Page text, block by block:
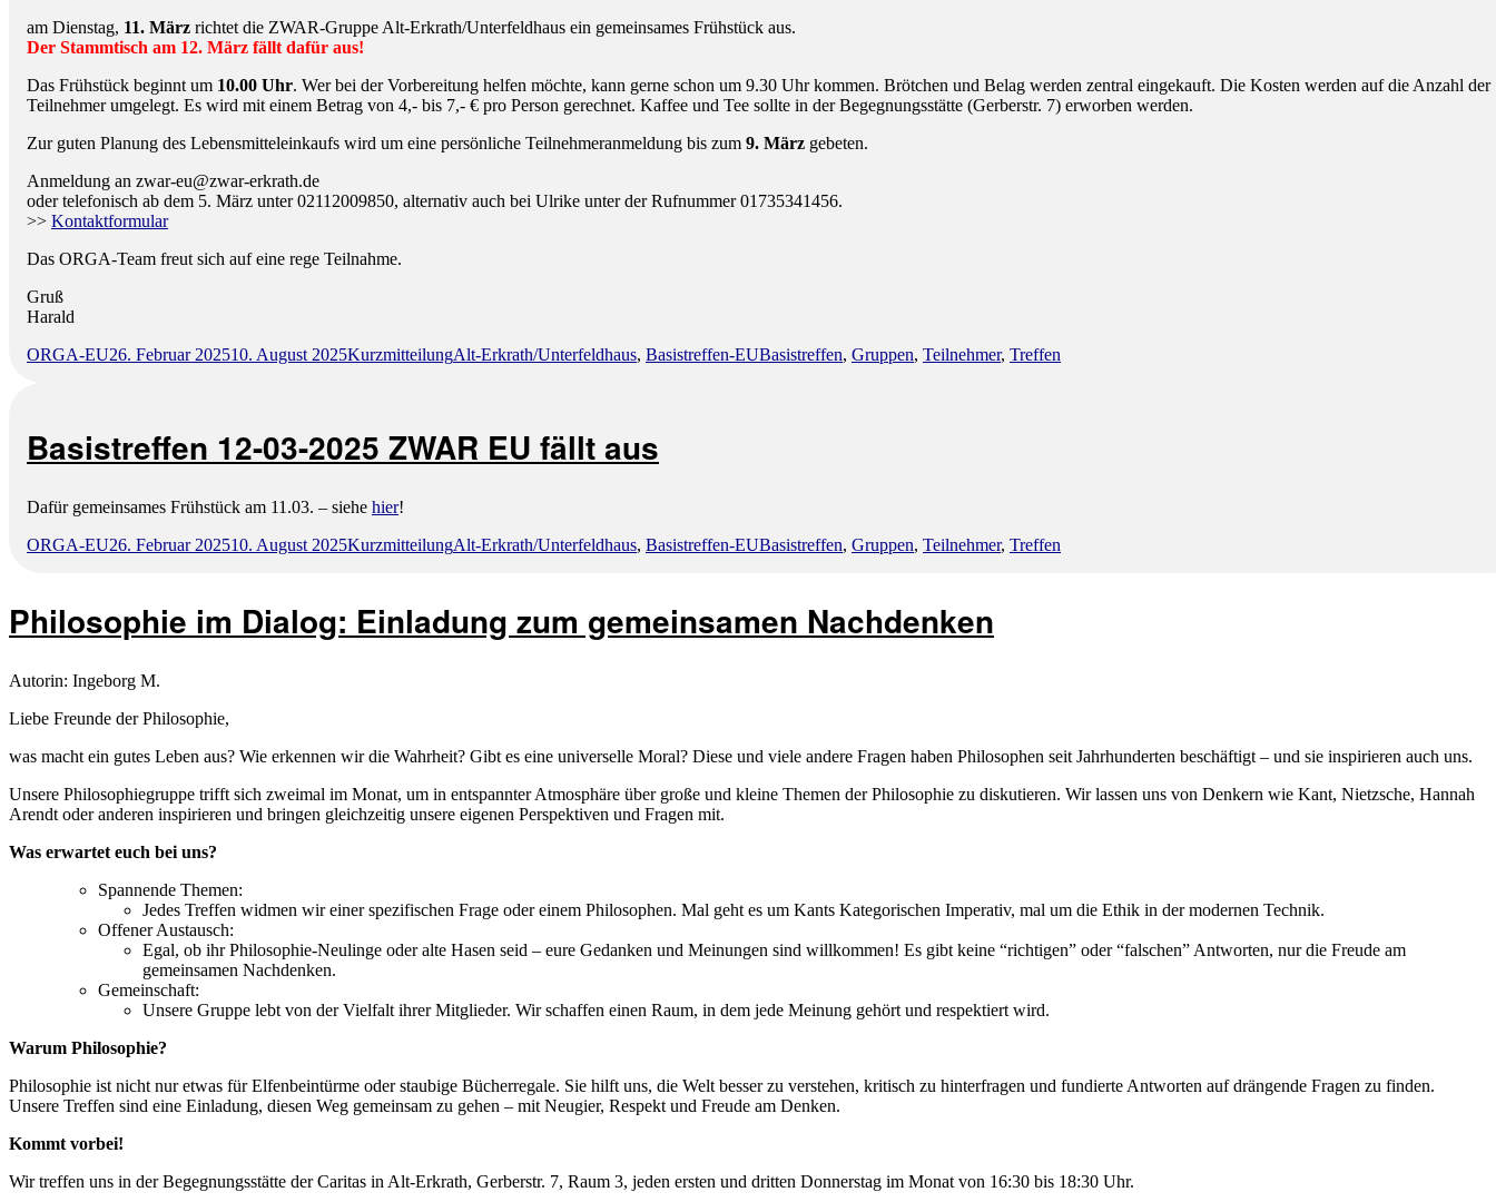
am Dienstag, 11. März richtet die ZWAR-Gruppe Alt-Erkrath/Unterfeldhaus ein gemeinsames Frühstück aus.
Der Stammtisch am 12. März fällt dafür aus!
Das Frühstück beginnt um 10.00 Uhr. Wer bei der Vorbereitung helfen möchte, kann gerne schon um 9.30 Uhr kommen. Brötchen und Belag werden zentral eingekauft. Die Kosten werden auf die Anzahl der
Teilnehmer umgelegt. Es wird mit einem Betrag von 4,- bis 7,- € pro Person gerechnet. Kaffee und Tee sollte in der Begegnungsstätte (Gerberstr. 7) erworben werden.
Zur guten Planung des Lebensmitteleinkaufs wird um eine persönliche Teilnehmeranmeldung bis zum 9. März gebeten.
Anmeldung an zwar-eu@zwar-erkrath.de
oder telefonisch ab dem 5. März unter 02112009850, alternativ auch bei Ulrike unter der Rufnummer 01735341456.
>> Kontaktformular
Das ORGA-Team freut sich auf eine rege Teilnahme.
Gruß
Harald
Autor
ORGA-EUVeröffentlicht
26. Februar 202510. August 2025Format
KurzmitteilungKategorien
Alt-Erkrath/Unterfeldhaus, Basistreffen-EUSchlagwörter
Basistreffen, Gruppen, Teilnehmer, Treffen
Basistreffen 12-03-2025 ZWAR EU fällt aus
Dafür gemeinsames Frühstück am 11.03. – siehe hier!
Autor
ORGA-EUVeröffentlicht
26. Februar 202510. August 2025Format
KurzmitteilungKategorien
Alt-Erkrath/Unterfeldhaus, Basistreffen-EUSchlagwörter
Basistreffen, Gruppen, Teilnehmer, Treffen
Philosophie im Dialog: Einladung zum gemeinsamen Nachdenken
Autorin: Ingeborg M.
Liebe Freunde der Philosophie,
was macht ein gutes Leben aus? Wie erkennen wir die Wahrheit? Gibt es eine universelle Moral? Diese und viele andere Fragen haben Philosophen seit Jahrhunderten beschäftigt – und sie inspirieren auch uns.
Unsere Philosophiegruppe trifft sich zweimal im Monat, um in entspannter Atmosphäre über große und kleine Themen der Philosophie zu diskutieren. Wir lassen uns von Denkern wie Kant, Nietzsche, Hannah
Arendt oder anderen inspirieren und bringen gleichzeitig unsere eigenen Perspektiven und Fragen mit.
Was erwartet euch bei uns?
Spannende Themen:
Jedes Treffen widmen wir einer spezifischen Frage oder einem Philosophen. Mal geht es um Kants Kategorischen Imperativ, mal um die Ethik in der modernen Technik.
Offener Austausch:
Egal, ob ihr Philosophie-Neulinge oder alte Hasen seid – eure Gedanken und Meinungen sind willkommen! Es gibt keine “richtigen” oder “falschen” Antworten, nur die Freude am
gemeinsamen Nachdenken.
Gemeinschaft:
Unsere Gruppe lebt von der Vielfalt ihrer Mitglieder. Wir schaffen einen Raum, in dem jede Meinung gehört und respektiert wird.
Warum Philosophie?
Philosophie ist nicht nur etwas für Elfenbeintürme oder staubige Bücherregale. Sie hilft uns, die Welt besser zu verstehen, kritisch zu hinterfragen und fundierte Antworten auf drängende Fragen zu finden.
Unsere Treffen sind eine Einladung, diesen Weg gemeinsam zu gehen – mit Neugier, Respekt und Freude am Denken.
Kommt vorbei!
Wir treffen uns in der Begegnungsstätte der Caritas in Alt-Erkrath, Gerberstr. 7, Raum 3, jeden ersten und dritten Donnerstag im Monat von 16:30 bis 18:30 Uhr.